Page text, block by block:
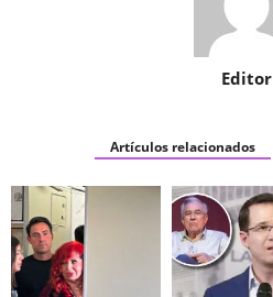
Editor
Artículos relacionados